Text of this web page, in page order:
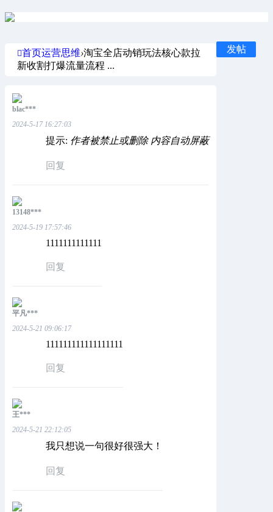
发帖
首页运营思维›淘宝全店动销玩法核心款拉
新收割打爆流量流程 ...
blac***
2024-5-17 16:27:03
提示: 作者被禁止或删除 内容自动屏蔽
回复
13148***
2024-5-19 17:57:46
1111111111111
回复
平凡***
2024-5-21 09:06:17
111111111111111111
回复
王***
2024-5-21 22:12:05
我只想说一句很好很强大！
回复